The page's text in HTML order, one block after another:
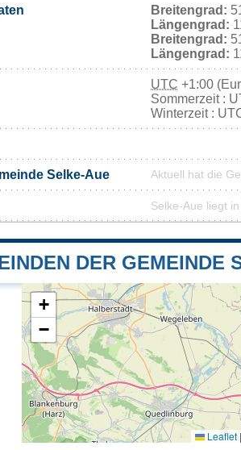
Breitengrad:
Längengrad:
Breitengrad:
Längengrad:
UTC +1:00
Sommerzeit :
Winterzeit :
Selke-Aue Aktuell hat die
Selke-Aue liegt
DER GEMEINDE
+
−
Leaflet |